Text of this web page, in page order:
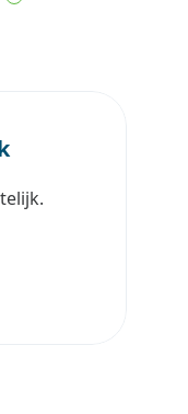
van
zijn of haar eigen
ontstaat er een
mensen zichzelf
gast.